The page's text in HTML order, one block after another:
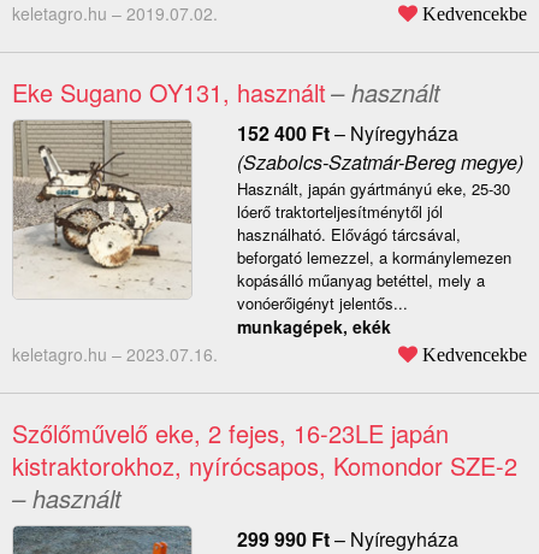
keletagro.hu – 2019.07.02. Kedvencekbe
Eke Sugano OY131, használt– használt
152 400 Ft– Nyíregyháza
(Szabolcs-Szatmár-Bereg megye)
Használt, japán gyártmányú eke, 25-30
lóerő traktorteljesítménytől jól
használható. Elővágó tárcsával,
beforgató lemezzel, a kormánylemezen
kopásálló műanyag betéttel, mely a
vonóerőigényt jelentős...
munkagépek, ekék
keletagro.hu – 2023.07.16. Kedvencekbe
Szőlőművelő eke, 2 fejes, 16-23LE japán
kistraktorokhoz, nyírócsapos, Komondor SZE-2
– használt
299 990 Ft– Nyíregyháza